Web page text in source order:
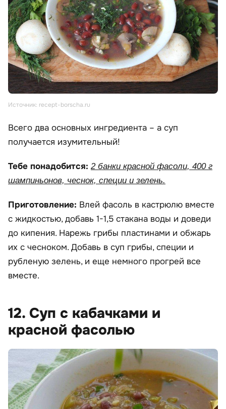
Источник: recept-borscha.ru
Всего два основных ингредиента – а суп
получается изумительный!
Тебе понадобится: 2 банки красной фасоли, 400 г
шампиньонов, чеснок, специи и зелень.
Приготовление: Влей фасоль в кастрюлю вместе
с жидкостью, добавь 1-1,5 стакана воды и доведи
до кипения. Нарежь грибы пластинами и обжарь
их с чесноком. Добавь в суп грибы, специи и
рубленую зелень, и еще немного прогрей все
вместе.
12. Суп с кабачками и
красной фасолью